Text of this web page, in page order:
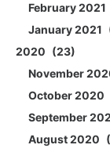
February 2021
January 2021
2020
23
November
October 2020
September
August 2020